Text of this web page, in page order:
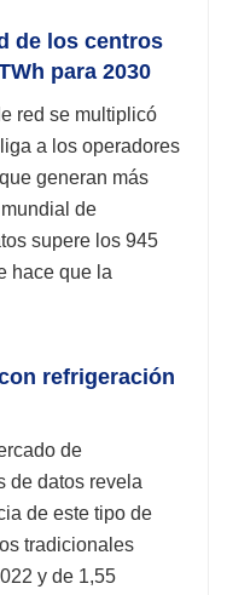
de los centros
para 2030
red se multiplicó
a los operadores
generan más
de
supere los 945
hace que la
refrigeración
de
de datos revela
de este tipo de
tradicionales
y de 1,55